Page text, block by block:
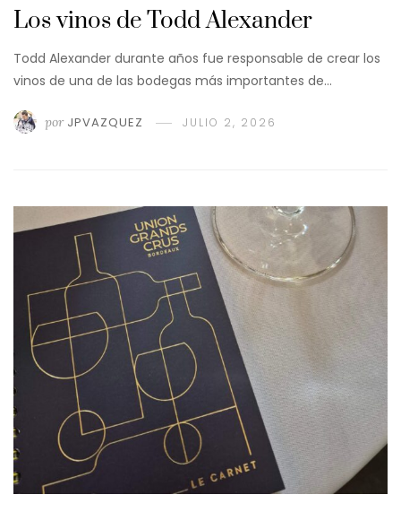
Los vinos de Todd Alexander
Todd Alexander durante años fue responsable de crear los
vinos de una de las bodegas más importantes de…
por JPVAZQUEZ JULIO 2, 2026